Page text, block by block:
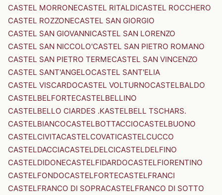
CASTEL MORRONECASTEL RITALDICASTEL ROCCHERO
CASTEL ROZZONECASTEL SAN GIORGIO
CASTEL SAN GIOVANNICASTEL SAN LORENZO
CASTEL SAN NICCOLO'CASTEL SAN PIETRO ROMANO
CASTEL SAN PIETRO TERMECASTEL SAN VINCENZO
CASTEL SANT'ANGELOCASTEL SANT'ELIA
CASTEL VISCARDOCASTEL VOLTURNOCASTELBALDO
CASTELBELFORTECASTELBELLINO
CASTELBELLO CIARDES .KASTELBELL TSCHARS.
CASTELBIANCOCASTELBOTTACCIOCASTELBUONO
CASTELCIVITACASTELCOVATICASTELCUCCO
CASTELDACCIACASTELDELCICASTELDELFINO
CASTELDIDONECASTELFIDARDOCASTELFIORENTINO
CASTELFONDOCASTELFORTECASTELFRANCI
CASTELFRANCO DI SOPRACASTELFRANCO DI SOTTO